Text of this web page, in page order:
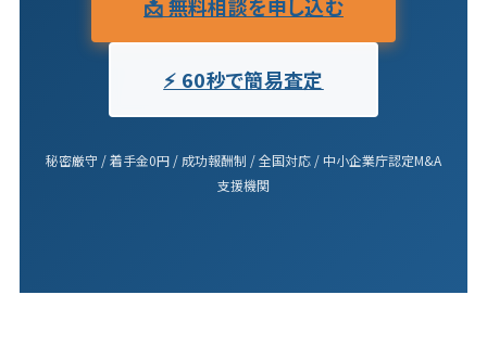
📩 無料相談を申し込む
⚡ 60秒で簡易査定
秘密厳守 / 着手金0円 / 成功報酬制 / 全国対応 / 中小企業庁認定M&A
支援機関